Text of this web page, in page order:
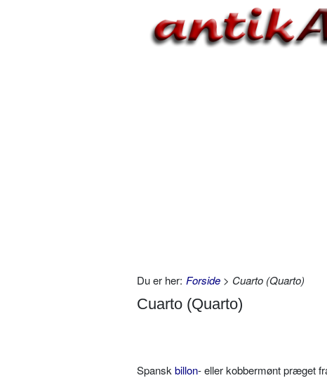
Du er her: Forside > Cuarto (Quarto)
Cuarto (Quarto)
Spansk billon- eller kobbermønt præget